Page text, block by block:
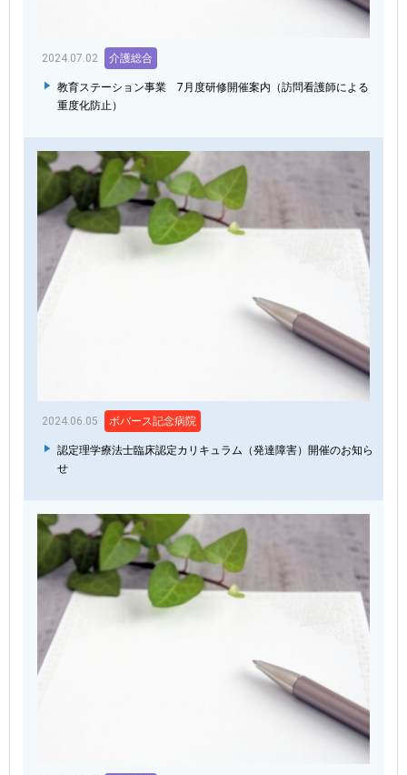
2024.07.02 介護総合
教育ステーション事業 7月度研修開催案内（訪問看護師による
重度化防止）
2024.06.05 ボバース記念病院
認定理学療法士臨床認定カリキュラム（発達障害）開催のお知ら
せ